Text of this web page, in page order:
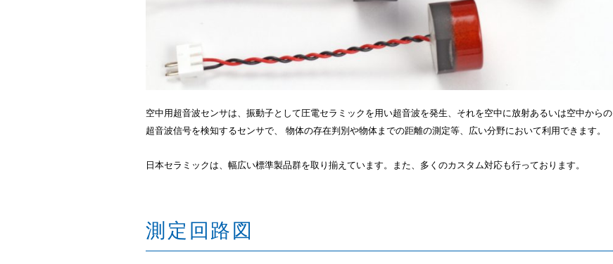
空中用超音波センサは、振動子として圧電セラミックを用い超音波を発生、それを空中に放射あるいは空中からの
超音波信号を検知するセンサで、 物体の存在判別や物体までの距離の測定等、広い分野において利用できます。
日本セラミックは、幅広い標準製品群を取り揃えています。また、多くのカスタム対応も行っております。
測定回路図